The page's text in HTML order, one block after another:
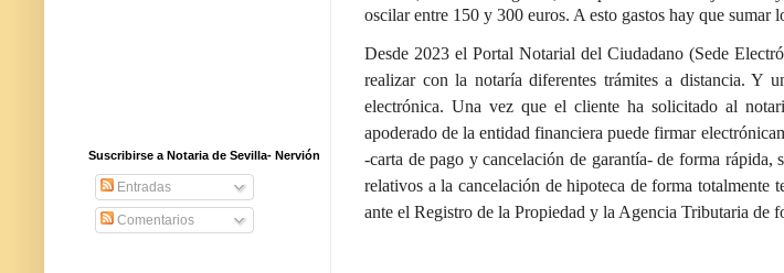
oscilar entre 150 y 300 euros. A esto gastos hay que sumar
Desde 2023 el Portal Notarial del Ciudadano (Sede
realizar con la notaría diferentes trámites a distancia. Y
electrónica. Una vez que el cliente ha solicitado al
apoderado de la entidad financiera puede firmar
-carta de pago y cancelación de garantía- de forma rápida,
relativos a la cancelación de hipoteca de forma totalmente
ante el Registro de la Propiedad y la Agencia Tributaria de
Suscribirse a Notaria de Sevilla- Nervión
Entradas
Comentarios